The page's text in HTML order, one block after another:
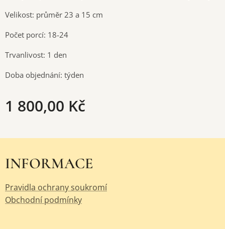
Velikost: průměr 23 a 15 cm
Počet porcí: 18-24
Trvanlivost: 1 den
Doba objednání: týden
1 800,00 Kč
INFORMACE
Pravidla ochrany soukromí
Obchodní podmínky